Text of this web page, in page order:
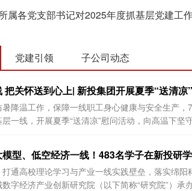
各党支部书记对2025年度抓基层党建工
党建引领 子公司动态
把关怀送到心上| 新投集团开展夏季“送清凉
降温工作，保障一线职工身心健康与安全生产
一线，开展夏季“送清凉”慰问活动，向高温下坚
型、低空经济一线！483名学子在新投研
通高校理论学习与产业一线实践壁垒，落实绵
字经济产业创新研究院（以下简称“研究院”）承